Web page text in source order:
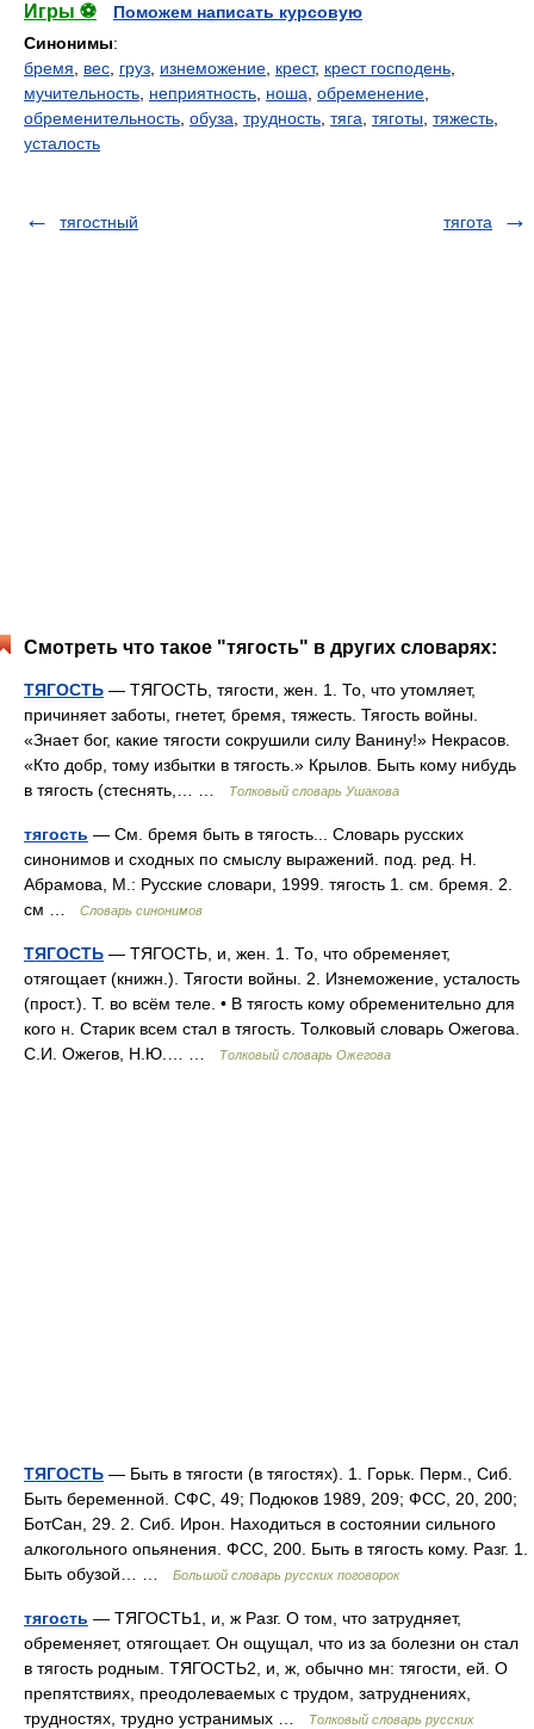
Игры ⚽
Поможем написать курсовую
Синонимы:
бремя
вес груз изнеможение крест, крест господень
мучительность неприятность ноша обременение
обременительность обуза трудность тяга тяготы тяжесть
усталость
тягостный тягота
Смотреть что такое "тягость" в других словарях:
ТЯГОСТЬ — ТЯГОСТЬ, тягости, жен. 1. То, что утомляет,
причиняет заботы, гнетет, бремя, тяжесть. Тягость войны.
«Знает бог, какие тягости сокрушили силу Ванину!» Некрасов.
«Кто добр, тому избытки в тягость.» Крылов. Быть кому нибудь
в тягость (стеснять,… …
Толковый словарь Ушакова
тягость — См. бремя быть в тягость... Словарь русских
синонимов и сходных по смыслу выражений. под. ред. Н.
Абрамова, М.: Русские словари, 1999. тягость 1. см. бремя. 2.
см …
Словарь синонимов
ТЯГОСТЬ — ТЯГОСТЬ, и, жен. 1. То, что обременяет,
отягощает (книжн.). Тягости войны. 2. Изнеможение, усталость
(прост.). Т. во всём теле. • В тягость кому обременительно для
кого н. Старик всем стал в тягость. Толковый словарь Ожегова.
С.И. Ожегов, Н.Ю.… …
Толковый словарь Ожегова
ТЯГОСТЬ — Быть в тягости (в тягостях). 1. Горьк. Перм., Сиб.
Быть беременной. СФС, 49; Подюков 1989, 209; ФСС, 20, 200;
БотСан, 29. 2. Сиб. Ирон. Находиться в состоянии сильного
алкогольного опьянения. ФСС, 200. Быть в тягость кому. Разг. 1.
Быть обузой… …
Большой словарь русских поговорок
тягость — ТЯГОСТЬ1, и, ж Разг. О том, что затрудняет,
обременяет, отягощает. Он ощущал, что из за болезни он стал
в тягость родным. ТЯГОСТЬ2, и, ж, обычно мн: тягости, ей. О
препятствиях, преодолеваемых с трудом, затруднениях,
трудностях, трудно устранимых …
Толковый словарь русских